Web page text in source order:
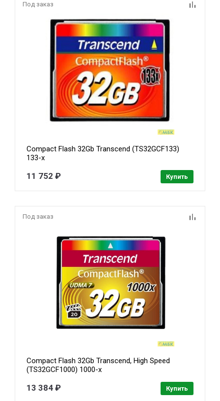
Под заказ
Compact Flash 32Gb Transcend (TS32GCF133)
133-x
11 752 ₽ Купить
Под заказ
Compact Flash 32Gb Transcend, High Speed
(TS32GCF1000) 1000-x
13 384 ₽ Купить